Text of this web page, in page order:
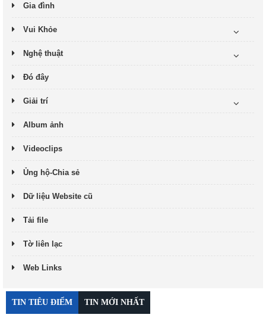
Gia đình
Vui Khỏe
Nghệ thuật
Đó đây
Giải trí
Album ảnh
Videoclips
Ủng hộ-Chia sẻ
Dữ liệu Website cũ
Tải file
Tờ liên lạc
Web Links
TIN TIÊU ĐIỂM TIN MỚI NHẤT